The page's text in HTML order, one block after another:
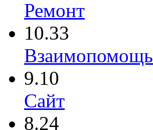
Ремонт
10.33
Взаимопомощь
9.10
Сайт
8.24